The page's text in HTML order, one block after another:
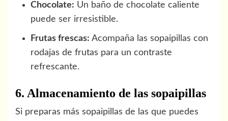
Chocolate: Un baño de chocolate caliente
puede ser irresistible.
Frutas frescas: Acompaña las sopaipillas con
rodajas de frutas para un contraste
refrescante.
6. Almacenamiento de las sopaipillas
Si preparas más sopaipillas de las que puedes